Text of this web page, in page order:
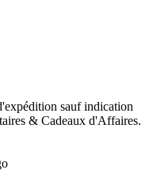
sauf indication
& Cadeaux d'Affaires.